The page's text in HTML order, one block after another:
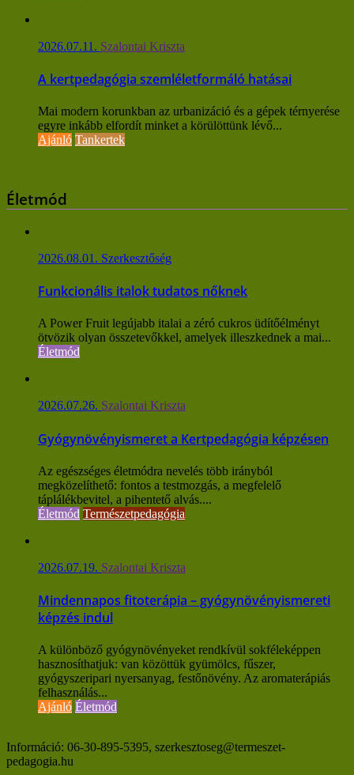
2026.07.11. Szalontai Kriszta
A kertpedagógia szemléletformáló hatásai
Mai modern korunkban az urbanizáció és a gépek térnyerése
egyre inkább elfordít minket a körülöttünk lévő...
Ajánló Tankertek
Életmód
2026.08.01. Szerkesztőség
Funkcionális italok tudatos nőknek
A Power Fruit legújabb italai a zéró cukros üdítőélményt
ötvözik olyan összetevőkkel, amelyek illeszkednek a mai...
Életmód
2026.07.26. Szalontai Kriszta
Gyógynövényismeret a Kertpedagógia képzésen
Az egészséges életmódra nevelés több irányból
megközelíthető: fontos a testmozgás, a megfelelő
táplálékbevitel, a pihentető alvás....
Életmód Természetpedagógia
2026.07.19. Szalontai Kriszta
Mindennapos fitoterápia – gyógynövényismereti
képzés indul
A különböző gyógynövényeket rendkívül sokféleképpen
hasznosíthatjuk: van közöttük gyümölcs, fűszer,
gyógyszeripari nyersanyag, festőnövény. Az aromaterápiás
felhasználás...
Ajánló Életmód
Információ: 06-30-895-5395, szerkesztoseg@termeszet-
pedagogia.hu